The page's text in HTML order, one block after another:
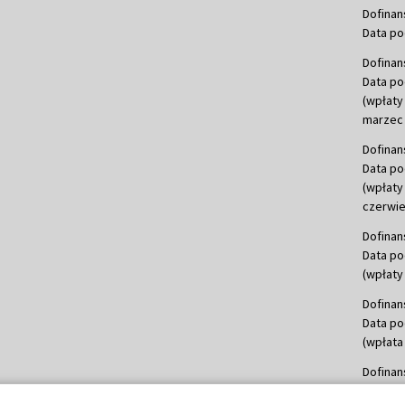
Data
Data
marzec
Data
Data
Data